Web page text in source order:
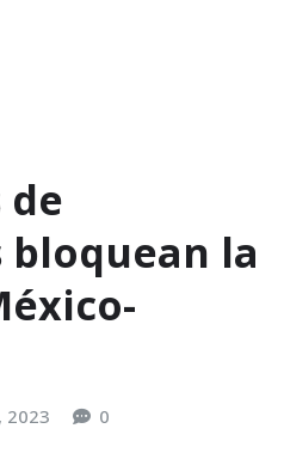
de
la
2023 0